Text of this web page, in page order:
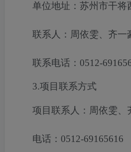
单位地址：苏州市干将
联系人：周依雯、齐一
联系电话：0512-
3.项目联系方式
项目联系人：周依雯、
电话：0512-69165616